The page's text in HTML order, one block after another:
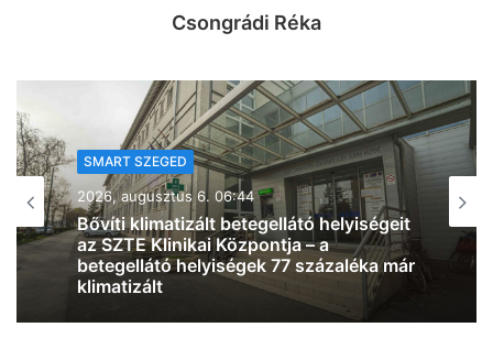
Csongrádi Réka
SMART SZEGED
2026, augusztus 5. 20:32
Normális közlekedési lehetőségeket és
infrastruktúra-fejlesztést követelnek a
Klebelsberg-telepiek